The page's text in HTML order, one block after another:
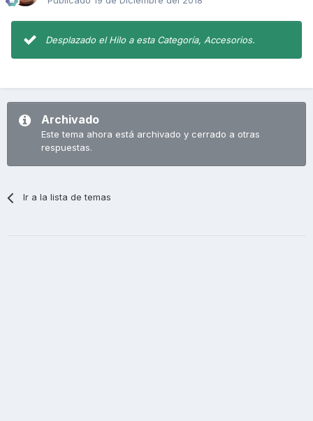
Desplazado el Hilo a esta Categoría, Accesorios.
Archivado
Este tema ahora está archivado y cerrado a otras
respuestas.
Ir a la lista de temas